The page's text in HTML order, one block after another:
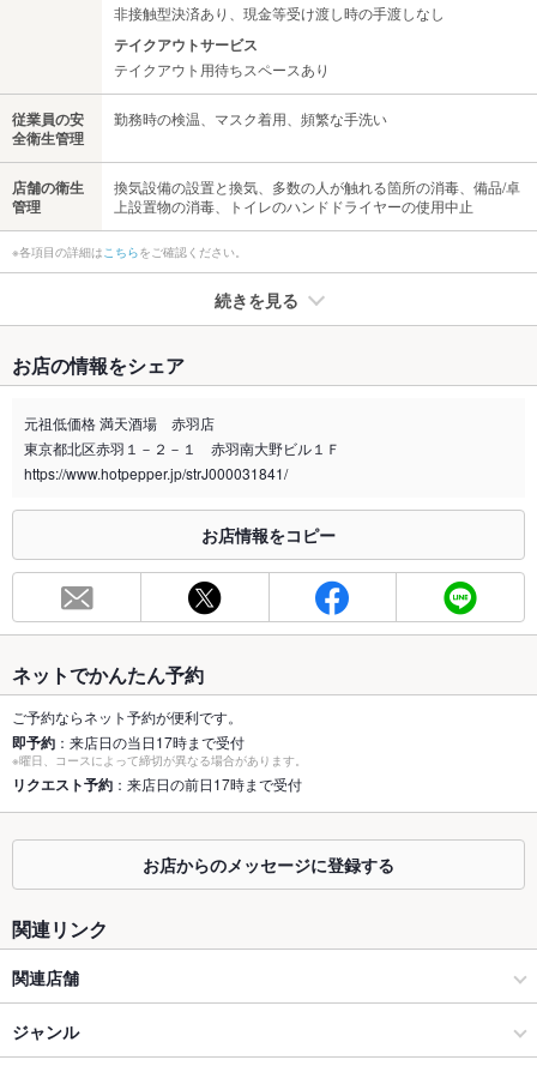
非接触型決済あり、現金等受け渡し時の手渡しなし
テイクアウトサービス
テイクアウト用待ちスペースあり
従業員の安
全衛生管理
勤務時の検温、マスク着用、頻繁な手洗い
店舗の衛生
管理
換気設備の設置と換気、多数の人が触れる箇所の消毒、備品/卓
上設置物の消毒、トイレのハンドドライヤーの使用中止
※各項目の詳細はこちらをご確認ください。
続きを見る
禁煙・喫煙
全席禁煙
喫煙専用室 なし
合わせください。
お席
46席(35名様以上の貸し切り宴会等、要相談。各種宴会の予約
◎)
最大宴会収
容人数
50人(35名様以上の人数は要相談。各種宴会の予約承り中!)
個室
なし ：2名～ご相談に応じます♪少人数から団体様まで様々なシ
ーン対応！最大14名様迄ご収容可能です♪
ソファー なし
テラス席 なし
お店の情報をシェア
元祖低価格 満天酒場 赤羽店
東京都北区赤羽１－２－１ 赤羽南大野ビル１Ｆ
https://www.hotpepper.jp/strJ000031841/
お店情報をコピー
ネットでかんたん予約
ご予約ならネット予約が便利です。
即予約 ：来店日の当日17時まで受付
※曜日、コースによって締切が異なる場合があります。
リクエスト予約 ：来店日の前日17時まで受付
お店からのメッセージに登録する
関連リンク
関連店舗
満天酒場
ジャンル